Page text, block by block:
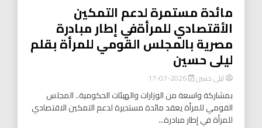
مائدة مستمرة لدعم التمكين
الأقتصادي للمرأةفي إطار مبادرة
مصرية بالمجلس القومي للمرأة بقلم
ليلى حسين
ليلى حسين 2026-07-17
بمشاركة واسعة من الوزارات والهيئات الحكومية.. المجلس
القومي للمرأة يعقد مائدة مستديرة لدعم التمكين الاقتصادي
للمرأة في إطار مبادرة...